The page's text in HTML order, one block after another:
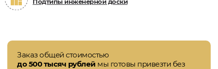
Заказ общей стоимостью
до 500 тысяч рублей мы готовы привезти без